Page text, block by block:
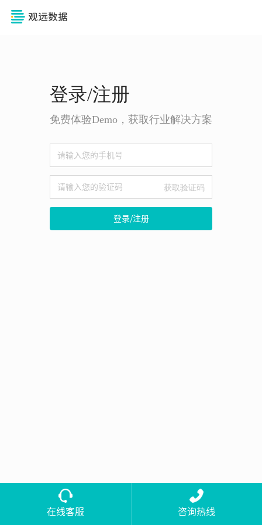
登录/注册
免费体验Demo，获取行业解决方案
获取验证码
登录/注册
在线客服 咨询热线